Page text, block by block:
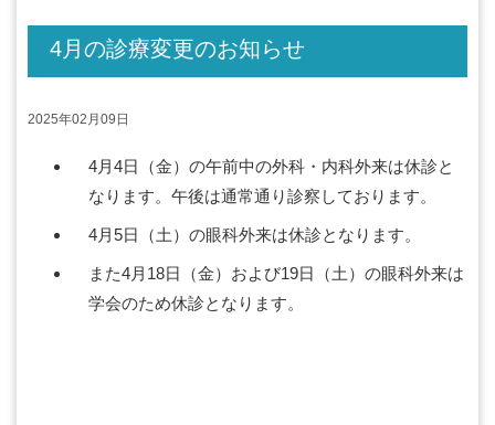
4月の診療変更のお知らせ
2025年02月09日
4月4日（金）の午前中の外科・内科外来は休診と
なります。午後は通常通り診察しております。
4月5日（土）の眼科外来は休診となります。
また4月18日（金）および19日（土）の眼科外来は
学会のため休診となります。